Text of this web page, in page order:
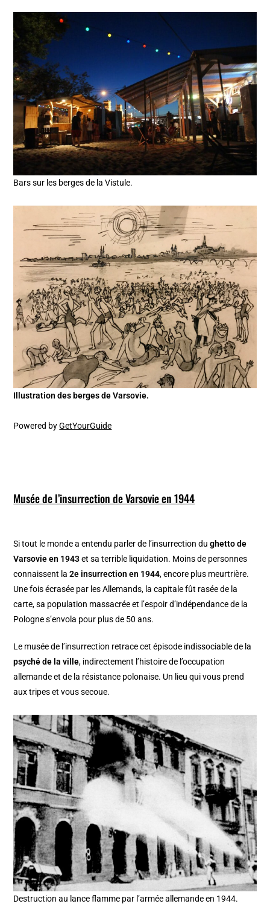
Bars sur les berges de la Vistule.
Illustration des berges de Varsovie.
Powered byGetYourGuide
Musée de l’insurrection de Varsovie en 1944
Si tout le monde a entendu parler de l’insurrection du ghetto de
Varsovie en 1943et sa terrible liquidation. Moins de personnes
connaissent la2e insurrection en 1944, encore plus meurtrière.
Une fois écrasée par les Allemands, la capitale fût rasée de la
carte, sa population massacrée et l’espoir d’indépendance de la
Pologne s’envola pour plus de 50 ans.
Le musée de l’insurrection retrace cet épisode indissociable de la
psyché de la ville, indirectement l’histoire de l’occupation
allemande et de la résistance polonaise. Un lieu qui vous prend
aux tripes et vous secoue.
Destruction au lance flamme par l’armée allemande en 1944.